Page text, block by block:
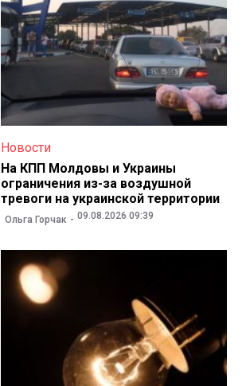
Новости
На КПП Молдовы и Украины
ограничения из-за воздушной
тревоги на украинской территории
Ольга Горчак 09.08.2026 09:39